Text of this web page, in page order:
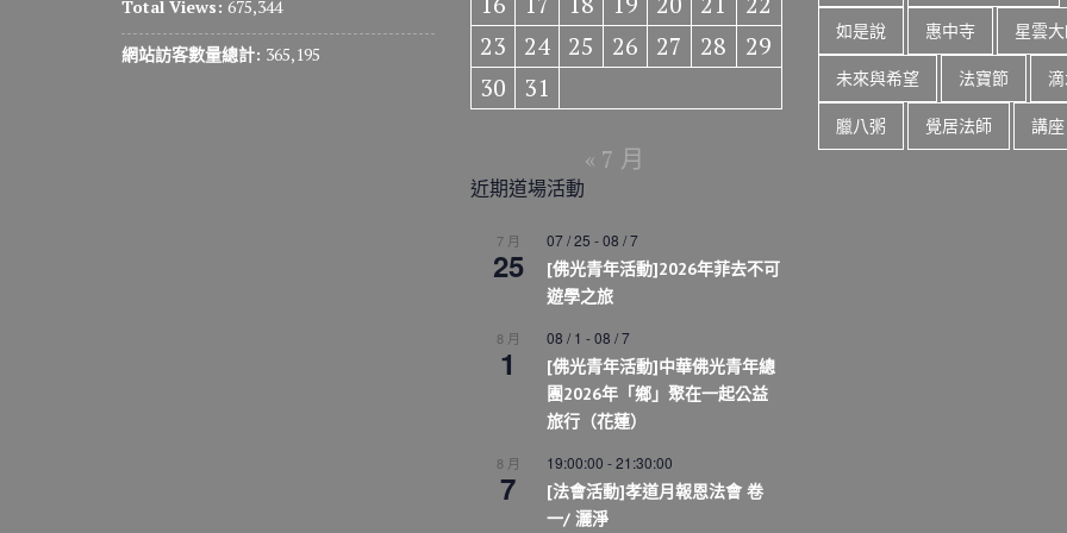
Total Views: 675,344
網站訪客數量總計: 365,195
23
24 25 26 27 28
29
30
31
« 7 月
近期道場活動
7 月
25
07 / 25 -08 / 7
[佛光青年活動]2026年菲去不可
遊學之旅
8 月
1
08 / 1 -08 / 7
[佛光青年活動]中華佛光青年總
團2026年「鄉」聚在一起公益
旅行（花蓮）
8 月
7
19:00:00 -21:30:00
[法會活動]孝道月報恩法會 卷
一/ 灑淨
如是說 惠中寺 星雲
未來與希望 法寶節
臘八粥 覺居法師 講座